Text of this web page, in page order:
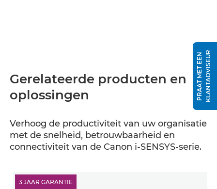
Gerelateerde producten en
oplossingen
Verhoog de productiviteit van uw organisatie
met de snelheid, betrouwbaarheid en
connectiviteit van de Canon i-SENSYS-serie.
3 JAAR GARANTIE
P
R
A
A
T
M
E
T
E
E
N
K
L
A
N
T
A
D
V
I
S
E
UR